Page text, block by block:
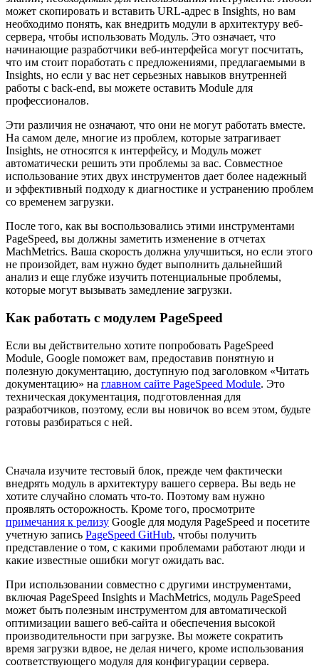
может скопировать и вставить URL-адрес в Insights, но вам
необходимо понять, как внедрить модули в архитектуру веб-
сервера, чтобы использовать Модуль. Это означает, что
начинающие разработчики веб-интерфейса могут посчитать,
что им стоит поработать с предложениями, предлагаемыми в
Insights, но если у вас нет серьезных навыков внутренней
работы с back-end, вы можете оставить Module для
профессионалов.
Эти различия не означают, что они не могут работать вместе.
На самом деле, многие из проблем, которые затрагивает
Insights, не относятся к интерфейсу, и Модуль может
автоматически решить эти проблемы за вас. Совместное
использование этих двух инструментов дает более надежный
и эффективный подходу к диагностике и устранению проблем
со временем загрузки.
После того, как вы воспользовались этими инструментами
PageSpeed, вы должны заметить изменение в отчетах
MachMetrics. Ваша скорость должна улучшиться, но если этого
не произойдет, вам нужно будет выполнить дальнейший
анализ и еще глубже изучить потенциальные проблемы,
которые могут вызывать замедление загрузки.
Как работать с модулем PageSpeed
Если вы действительно хотите попробовать PageSpeed
Module, Google поможет вам, предоставив понятную и
полезную документацию, доступную под заголовком «Читать
документацию» на главном сайте PageSpeed Module. Это
техническая документация, подготовленная для
разработчиков, поэтому, если вы новичок во всем этом, будьте
готовы разбираться с ней.
Сначала изучите тестовый блок, прежде чем фактически
внедрять модуль в архитектуру вашего сервера. Вы ведь не
хотите случайно сломать что-то. Поэтому вам нужно
проявлять осторожность. Кроме того, просмотрите
примечания к релизу Google для модуля PageSpeed и посетите
учетную запись PageSpeed GitHub, чтобы получить
представление о том, с какими проблемами работают люди и
какие известные ошибки могут ожидать вас.
При использовании совместно с другими инструментами,
включая PageSpeed Insights и MachMetrics, модуль PageSpeed
может быть полезным инструментом для автоматической
оптимизации вашего веб-сайта и обеспечения высокой
производительности при загрузке. Вы можете сократить
время загрузки вдвое, не делая ничего, кроме использования
соответствующего модуля для конфигурации сервера.